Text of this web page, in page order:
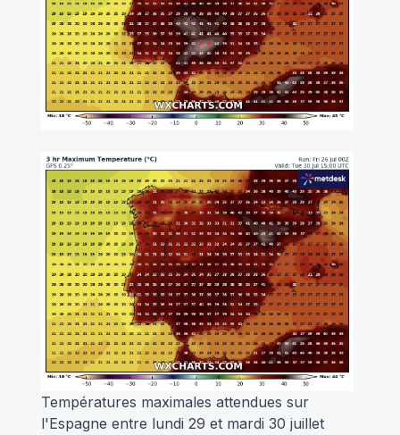
Températures maximales attendues sur
l'Espagne entre lundi 29 et mardi 30 juillet